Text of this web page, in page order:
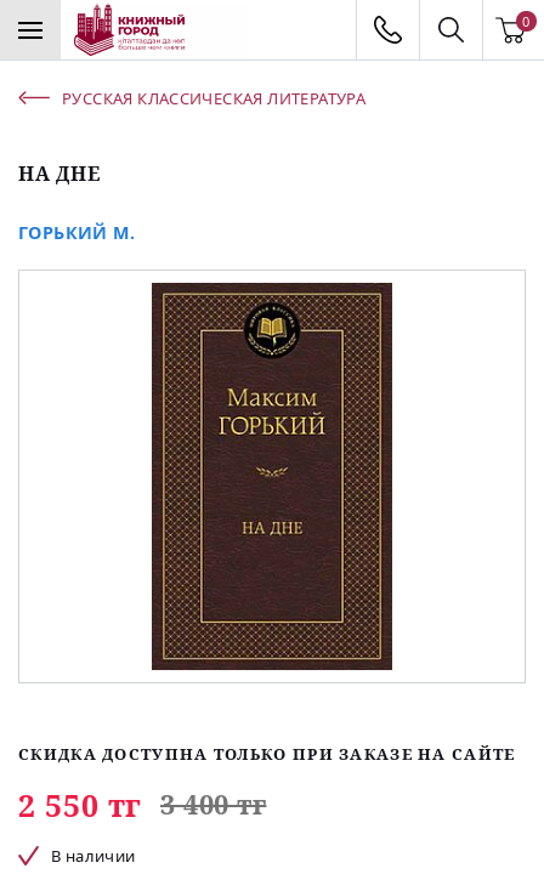
0
РУССКАЯ КЛАССИЧЕСКАЯ ЛИТЕРАТУРА
НА ДНЕ
ГОРЬКИЙ М.
СКИДКА ДОСТУПНА ТОЛЬКО ПРИ ЗАКАЗЕ НА САЙТЕ
2 550 тг 3 400 тг
В наличии